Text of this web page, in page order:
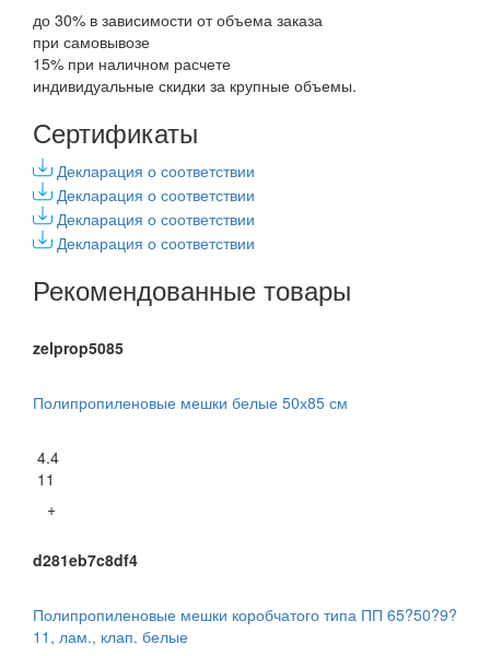
до 30% в зависимости от объема заказа
при самовывозе
15% при наличном расчете
индивидуальные скидки за крупные объемы.
Сертификаты
Декларация о соответствии
Декларация о соответствии
Декларация о соответствии
Декларация о соответствии
Рекомендованные товары
zelprop5085
Полипропиленовые мешки белые 50х85 см
4.4
11
+
d281eb7c8df4
Полипропиленовые мешки коробчатого типа ПП 65?50?9?
11, лам., клап. белые